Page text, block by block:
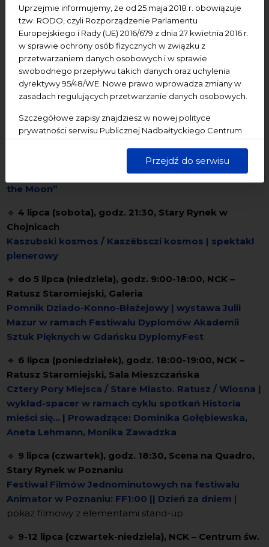
Uprzejmie informujemy, że od 25 maja 2018 r. obowiązuje
tzw. RODO, czyli Rozporządzenie Parlamentu
Europejskiego i Rady (UE) 2016/679 z dnia 27 kwietnia 2016 r.
w sprawie ochrony osób fizycznych w związku z
przetwarzaniem danych osobowych i w sprawie
swobodnego przepływu takich danych oraz uchylenia
dyrektywy 95/48/WE. Nowe prawo wprowadza zmiany w
zasadach regulujących przetwarzanie danych osobowych.
Szczegółowe zapisy znajdziesz w nowej polityce
prywatności serwisu Publicznej Nadbałtyckiego Centrum
dane są przetwarzane w sposób bezpieczny, z należytą
starannością i zgodnie z obowiązującymi przepisami.
Przejdź do serwisu
1 lipca (środa), godz. 17:00, NCK – Ratusz
Staromiejski, Sala Mieszczańska
Koncert wyróżnionych uczestników XXXI Spotkań
Muzycznych – Warsztatów Pianistycznych
2 lipca (czwartek), godz. 17:00, NCK – Ratusz
Staromiejski, Sala Mieszczańska
Warsztatów Skrzypcowych
do 4 lipca (sobota), godz. 10:00-20:00, NCK –
chyba śnisz... | instalacja artystyczna „Museum of
the Moon”
🔹4 lipca (sobota), godz. 21:30, Stary Rynek w
Chojnicach
Kaszubski kosmos / Kaszëbsczi kosmos | spektakl
plenerowy
🔹 do 5 lipca (niedziela), godz. 9:00-18:00, NCK –
Ratusz Staromiejski, Galeria
Pomnik Dziado-Konno-Błażejowy | wystawa Julii
Mazurw ramach Festiwalu Dyplomów Akademii
Sztuk Pięknych w Gdańsku DyplomyFest
🔹 6 lipca (poniedziałek), godz. 18:00-19:00, NCK –
Ratusz Staromiejski, Sala Mieszczańska
Cztery Pory Miejsca / Stare Miasto. Ratusz / Wiosna |
wykład-spacerw ramach cyklu spotkań Historia
mieści się... | Prowadzące: Dominika Gołębiewska,
Aneta Lehmann, Monika Zawadzka
🔹 9 lipca (czwartek), godz. 18:30, Scena na Quadro,
Stary Rynek w Poznaniu
Festiwal Filmów Jednominutowych na festiwalu
Animator w Poznaniu: FF1:00 || Dzień za dniem |
pokaz filmowy z elementami stand-up
🔹 9-12 lipca (czwartek-niedziela), NCK – Centrum św.